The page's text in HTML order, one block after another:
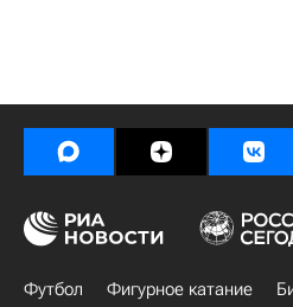
Футбол Фигурное катание